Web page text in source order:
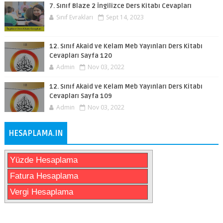
7. Sınıf Blaze 2 İngilizce Ders Kitabı Cevapları
Sınıf Evrakları Sept 14, 2023
12. Sınıf Akaid ve Kelam Meb Yayınları Ders Kitabı
Cevapları Sayfa 120
Admin Nov 03, 2022
12. Sınıf Akaid ve Kelam Meb Yayınları Ders Kitabı
Cevapları Sayfa 109
Admin Nov 03, 2022
HESAPLAMA.IN
Yüzde Hesaplama
Fatura Hesaplama
Vergi Hesaplama